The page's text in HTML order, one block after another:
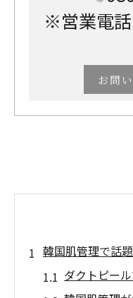
※営業電
お問
韓国肌管理で話
ダクトピー